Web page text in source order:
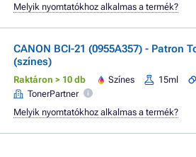
Melyik nyomtatókhoz alkalmas a termék?
CANON BCI-21 (0955A357) - Patron
(színes)
Raktáron > 10 db Színes 15ml
TonerPartner
Melyik nyomtatókhoz alkalmas a termék?